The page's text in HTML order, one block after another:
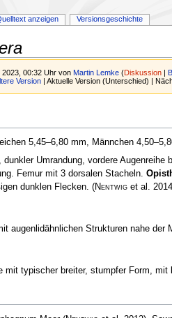
00:32 Uhr von Martin Lemke (Diskussion
Version | Aktuelle Version (Unterschied) |
5,45–6,80 mm, Männchen
Umrandung, vordere Augenreihe
Femur mit 3 dorsalen Stacheln.
dunklen Flecken. (Nentwiget al.
augenlidähnlichen Strukturen nahe der
mit typischer breiter, stumpfer Form, mit
anzeigen Versionsgeschichte